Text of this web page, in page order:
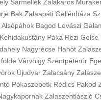
Sármellék Zalakaros
Bak Zalaapáti Gellénháza
Alsópáhok Bagod Lovászi
Kehidakustány Páka Rezi Gelse
Nagyrécse Hahót
Várvölgy Szentpéterúr
Újudvar Zalacsány
Pókaszepetk Rédics Pakod
Zalaszentlászló